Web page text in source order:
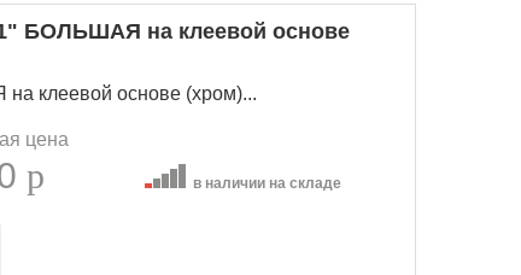
БОЛЬШАЯ на клеевой основе
клеевой основе (хром)...
цена
p в наличии на складе